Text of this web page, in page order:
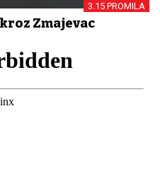
3.15 PROMILA
Zmajevac